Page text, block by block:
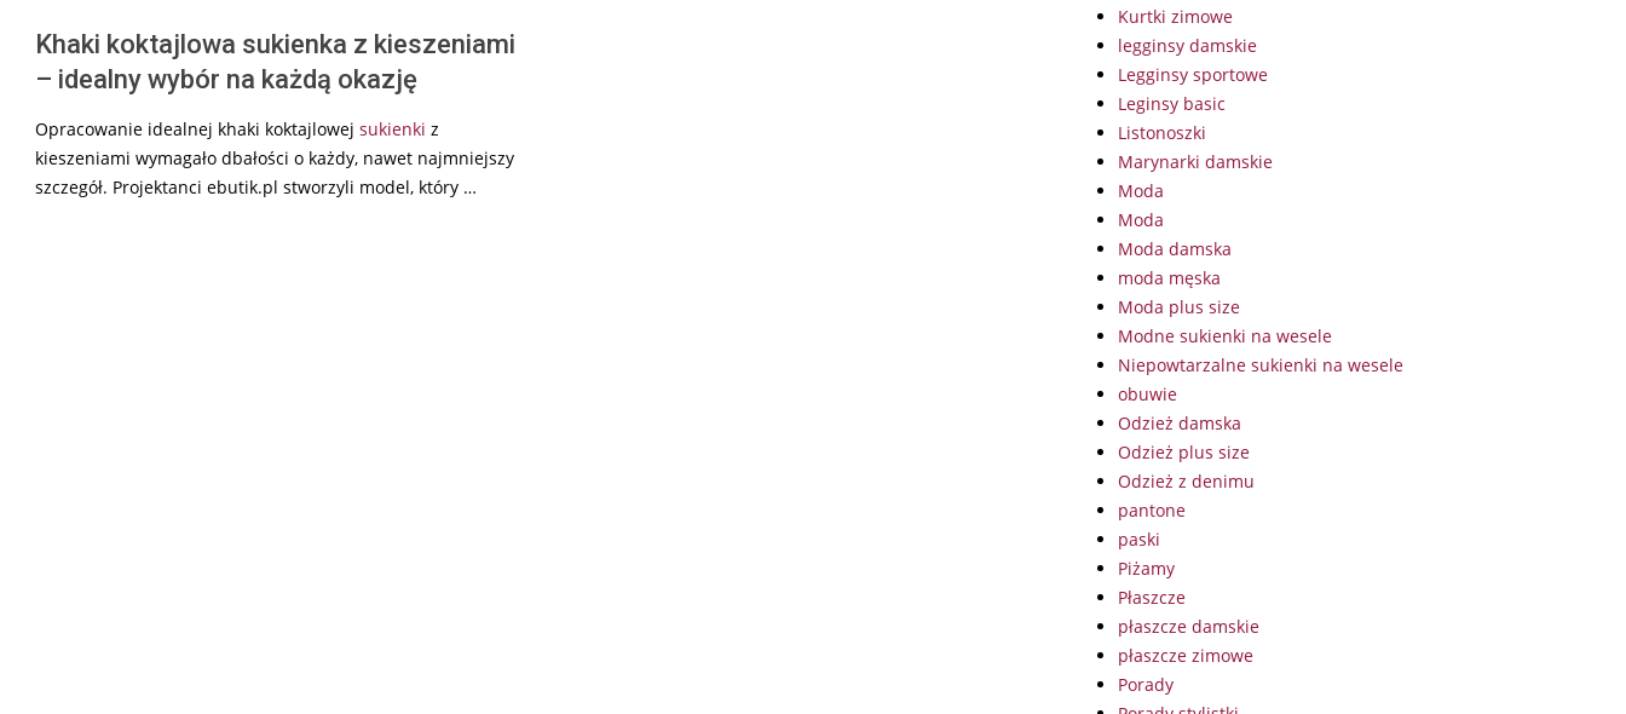
Khaki koktajlowa sukienka z kieszeniami
– idealny wybór na każdą okazję
Opracowanie idealnej khaki koktajlowej sukienki z
kieszeniami wymagało dbałości o każdy, nawet najmniejszy
szczegół. Projektanci ebutik.pl stworzyli model, który …
Kurtki zimowe
legginsy damskie
Legginsy sportowe
Leginsy basic
Listonoszki
Marynarki damskie
Moda
Moda
Moda damska
moda męska
Moda plus size
Modne sukienki na wesele
Niepowtarzalne sukienki na wesele
obuwie
Odzież damska
Odzież plus size
Odzież z denimu
pantone
paski
Piżamy
Płaszcze
płaszcze damskie
płaszcze zimowe
Porady